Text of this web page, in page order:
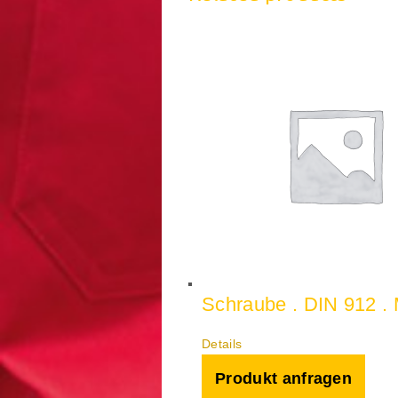
Schraube . DIN 912 .
Details
Produkt anfragen